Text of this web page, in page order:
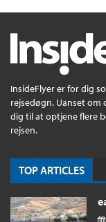
InsideFlyer er for dig
rejsedøgn. Uanset om
dig til at optjene flere
rejsen.
TOP ARTICLES